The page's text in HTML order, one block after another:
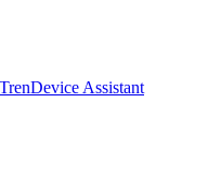
Assistant